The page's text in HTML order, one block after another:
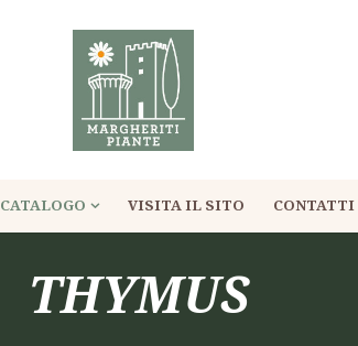
CATALOGO VISITA IL SITO CONTATTI
THYMUS